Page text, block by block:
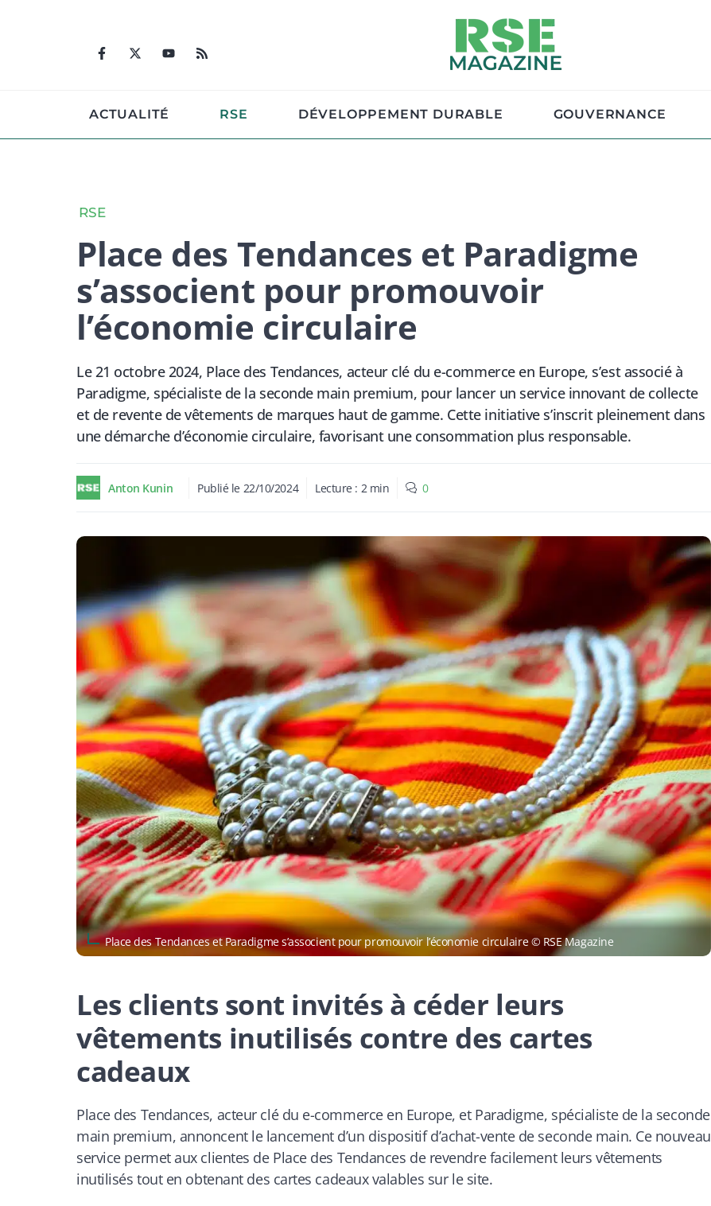
ACTUALITÉ RSE DÉVELOPPEMENT DURABLE GOUVERNANCE
RSE
Place des Tendances et Paradigme
s’associent pour promouvoir
l’économie circulaire
Le 21 octobre 2024, Place des Tendances, acteur clé du e-commerce en Europe, s’est associé à
Paradigme, spécialiste de la seconde main premium, pour lancer un service innovant de collecte
et de revente de vêtements de marques haut de gamme. Cette initiative s’inscrit pleinement dans
une démarche d’économie circulaire, favorisant une consommation plus responsable.
Anton Kunin Publié le 22/10/2024 Lecture : 2 min 0
Place des Tendances et Paradigme s’associent pour promouvoir l’économie circulaire © RSE Magazine
Les clients sont invités à céder leurs
vêtements inutilisés contre des cartes
cadeaux
Place des Tendances, acteur clé du e-commerce en Europe, et Paradigme, spécialiste de la seconde
main premium, annoncent le lancement d’un dispositif d’achat-vente de seconde main. Ce nouveau
service permet aux clientes de Place des Tendances de revendre facilement leurs vêtements
inutilisés tout en obtenant des cartes cadeaux valables sur le site.